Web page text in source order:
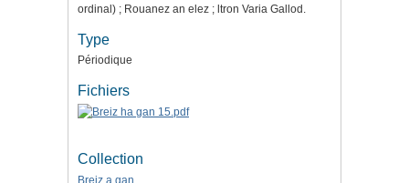
ordinal) ; Rouanez an elez ; ltron Varia Gallod.
Type
Périodique
Fichiers
Collection
Breiz a gan